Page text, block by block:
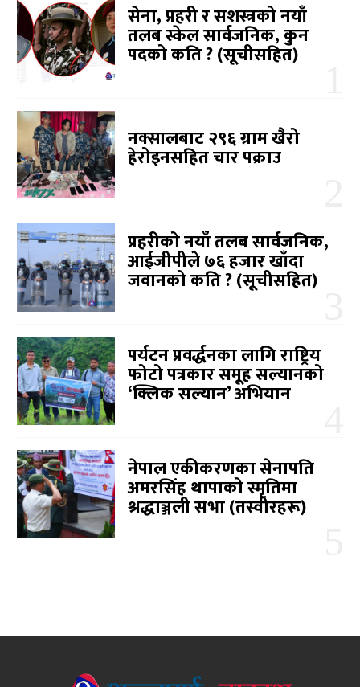
सेना, प्रहरी र सशस्त्रको नयाँ
तलब स्केल सार्वजनिक, कुन
पदको कति ? (सूचीसहित)
नक्सालबाट २९६ ग्राम खैरो
हेरोइनसहित चार पक्राउ
प्रहरीको नयाँ तलब सार्वजनिक,
आईजीपीले ७६ हजार खाँदा
जवानको कति ? (सूचीसहित)
पर्यटन प्रवर्द्धनका लागि राष्ट्रिय
फोटो पत्रकार समूह सल्यानको
‘क्लिक सल्यान’ अभियान
नेपाल एकीकरणका सेनापति
अमरसिंह थापाको स्मृतिमा
श्रद्धाञ्जली सभा (तस्वीरहरू)